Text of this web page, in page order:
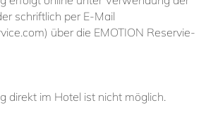
schrift­lich per E-​Mail
) über die EMO­TI­ON Re­ser­vie­
di­rekt im Ho­tel ist nicht mög­lich.